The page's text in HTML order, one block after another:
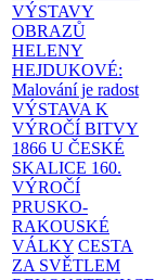
VÝSTAVY
OBRAZŮ
HELENY
HEJDUKOVÉ:
Malování je radost
VÝSTAVA K
VÝROČÍ BITVY
1866 U ČESKÉ
SKALICE 160.
VÝROČÍ
PRUSKO-
RAKOUSKÉ
VÁLKY CESTA
ZA SVĚTLEM